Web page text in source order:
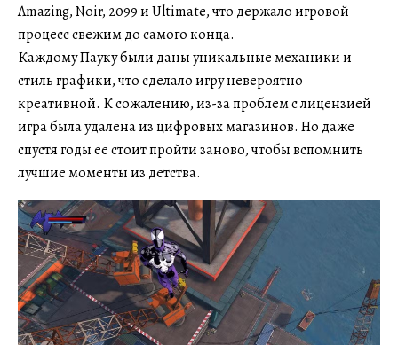
Amazing, Noir, 2099 и Ultimate, что держало игровой
процесс свежим до самого конца.
Каждому Пауку были даны уникальные механики и
стиль графики, что сделало игру невероятно
креативной. К сожалению, из-за проблем с лицензией
игра была удалена из цифровых магазинов. Но даже
спустя годы ее стоит пройти заново, чтобы вспомнить
лучшие моменты из детства.